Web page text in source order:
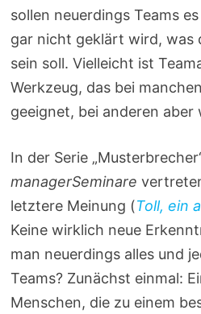
sollen neuerdings Teams
gar nicht geklärt wird, was
sein soll. Vielleicht ist
Werkzeug, das bei
geeignet, bei anderen aber
In der Serie
managerSeminare
letztere Meinung (Toll, ein
Keine wirklich neue
man neuerdings alles und
Teams? Zunächst einmal:
Menschen, die zu einem